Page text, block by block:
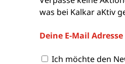
was bei Kalkar aKtiv
Deine E-Mail Adresse
Ich möchte den